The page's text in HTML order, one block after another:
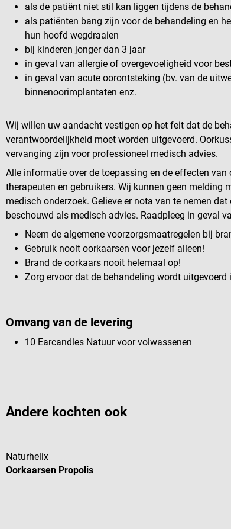
als de patiënt niet stil kan liggen tijdens de
als patiënten bang zijn voor de behandeling en
hun hoofd wegdraaien
bij kinderen jonger dan 3 jaar
in geval van allergie of overgevoeligheid voor
in geval van acute oorontsteking (bv. van de
binnenoorimplantaten enz.
Wij willen uw aandacht vestigen op het feit dat de
verantwoordelijkheid moet worden uitgevoerd.
vervanging zijn voor professioneel medisch advies.
Alle informatie over de toepassing en de effecten
therapeuten en gebruikers. Wij kunnen geen
medisch onderzoek. Gelieve er nota van te nemen
beschouwd als medisch advies. Raadpleeg in geval
Neem de algemene voorzorgsmaatregelen bij
Gebruik nooit oorkaarsen voor jezelf alleen!
Brand de oorkaars nooit helemaal op!
Zorg ervoor dat de behandeling wordt uitgevoerd
Omvang van de levering
10 Earcandles Natuur voor volwassenen
Andere kochten ook
Naturhelix
Oorkaarsen Propolis